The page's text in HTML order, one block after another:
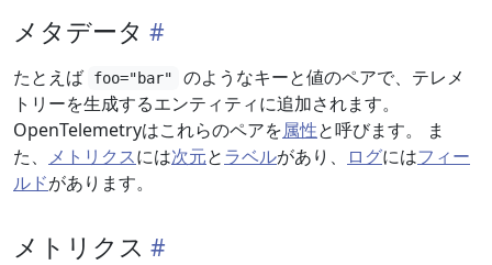
メタデータ
たとえば foo="bar"
のようなキーと値のペアで、テレメ
トリーを生成するエンティティに追加されます。
OpenTelemetryはこれらのペアを属性と呼びます。 ま
た、 メトリクスには次元とラベルがあり、 ログにはフィー
ルドがあります。
メトリクス